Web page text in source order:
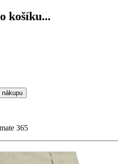
košíku...
nákupu
365